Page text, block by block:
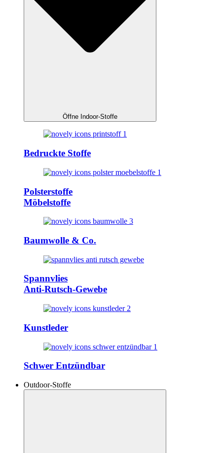
Öffne Indoor-Stoffe
Bedruckte Stoffe
Polsterstoffe
Möbelstoffe
Baumwolle & Co.
Spannvlies
Anti-Rutsch-Gewebe
Kunstleder
Schwer Entzündbar
Outdoor-Stoffe